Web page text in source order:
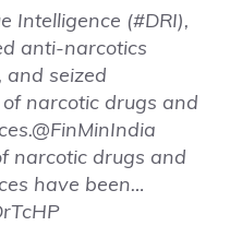
Intelligence (#DRI),
anti-narcotics
and seized
narcotic drugs and
@FinMinIndia
narcotic drugs and
have been…